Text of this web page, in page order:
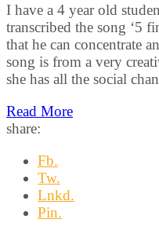
I have a 4 year old
transcribed the song ‘5
that he can concentrate
song is from a very
she has all the social
Read More
share:
Fb.
Tw.
Lnkd.
Pin.